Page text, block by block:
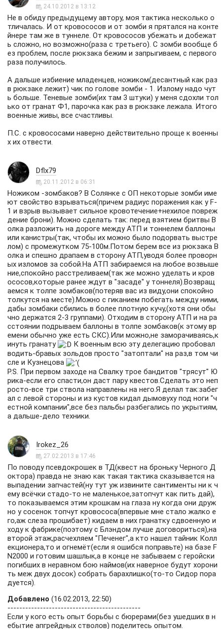
24.10.2012 в 13:12
Не в обиду предыдущему автору, моя тактика несколько о
тличалась. И от кровососов и от зомби я прятался на конте
йнере там же в туннеле. От кровососов убежать и добежат
ь сложно, но возможно(раза с третьего). С зомби вообще б
ез проблем, после рюкзака бежим и запрыгиваем, с первого
раза получилось.
А дальше избиение младенцев, ножиком(десантный как раз
в рюкзаке лежит) чик по голове зомби - 1. Излому надо чут
ь больше. Теневые зомби(их там 3 штуки) у меня сдохли тол
ько от гранат Ф1, парочка как раз в рюкзаке лежала. Итого
военные живы, все счастливы.
П.С. с кровососами наверно действительно проще к военны
х их отвести.
Dflx79
20.11.2012 в 06:31
Ножиком -зомбаков? В Солянке с ОП некоторые зомби име
ют свойство взрываться(причем радиус поражения как у F-
1 и взрыв вызывает сильное кровотечение+нехилое повреж
дение брони). Можно сделать так: перед взятием бритвы В
олка разложить на дороге между АТП и тоннелем баллоны
или канистры(так, чтобы их можно было подорвать выстре
лом) с промежутком 75-100м.Потом берем все из рюкзака В
олка и спешно драпаем в сторону АТП,уводя более проворн
ых изломов за собой.На АТП забираемся на любое возвыше
ние,спокойно расстреливаем(так же можно уделать и кров
ососов,которые ранее ждут в "засаде" у тоннеля).Возвращ
аемся к толпе зомбаков(потеряв вас из виду,они спокойно
толкутся на месте).Можно с гиканием побегать между ними,
дабы зомбаки сбились в более плотную кучу,(хотя они обы
чно держатся 2-3 группами). Отходим в сторону АТП и на ра
сстоянии подрываем баллоны в толпе зомбаков(к этому вр
емени обычно уже есть СКС).Или можно,не заморачиваясь,к
инуть гранату
К военным всю эту делегацию пробовал
водить-бравых зольдов просто "затоптали" на раз,в том чи
сле и Кузнецова
P.S. При первом заходе на Свалку трое бандитов "трясут" Ю
рика-если его спасти,он даст пару квестов.Сделать это неп
росто-все три ствола направлены на него.Я делал так:забег
ал с левой стороны и из кустов кидал дымовуху под ноги "ч
естной компании",все без пальбы разбегались по укрытиям,
а дальше-дело техники.
Irokez_26
27.02.2013 в 17:46
По поводу псевдокрошек в ТД(квест на броньку Черного Д
октора) правда не знаю как такая тактика сказывается на
выпадении запчастей(ну тут уж извините сантименты ни к ч
ему всёчки стадо-то не маленькое,затопчут как пить дай),
то показываемся этим крошкам на глаза ну когда они друж
но у сосенок топчут кровососа(впервые мне стало жалко е
го,аж слеза прошибает) кидаем в них гранатку сдвоенную и
ходу к фабрике(поэтому с Блэндом лучше договориться),на
второй этаж,расчехляем "Печенег",а кто нашел тайник Колл
екционера,то и огнемёт(если я ошибся поправьте) на базе F
N2000 и готовим шашлык,а в конце не забываем с геройски
погибших в неравном бою наймов(их наверное будут хорони
ть меж двух досок) собрать барахлишко(то-то Сидор пора
дуется).
Добавлено (16.02.2013, 22:50)
---------------------------------------------
Если у кого есть опыт борьбы с бюрерами(без ушедших в н
ебытие апгрейдных стволов) поделитесь опытом.